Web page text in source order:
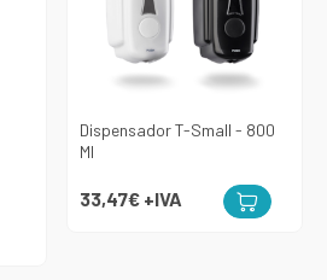
Dispensador T-Small - 800
Ml
33,47€ +IVA